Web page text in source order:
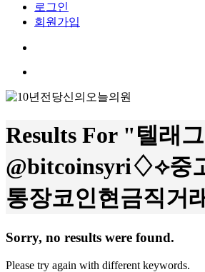
로그인
회원가입
Results For "텔래
@bitcoinsyri♢⟡중
통장코인현금직거
Sorry, no results were found.
Please try again with different keywords.